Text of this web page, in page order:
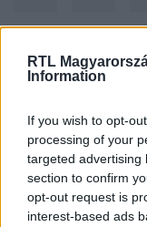
RTL
Information
If you wish to opt-
processing of your
targeted advertising
section to confirm
opt-out request is
interest-based ads
Kövess